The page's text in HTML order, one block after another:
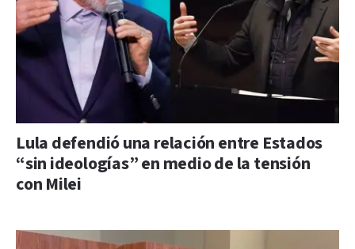
Lula defendió una relación entre Estados
“sin ideologías” en medio de la tensión
con Milei